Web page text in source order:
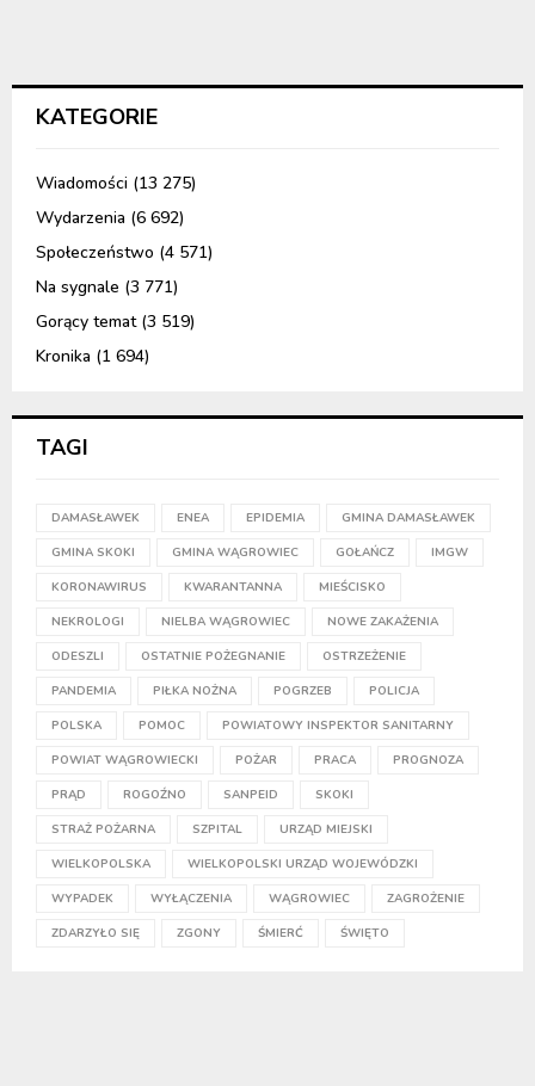
KATEGORIE
Wiadomości (13 275)
Wydarzenia (6 692)
Społeczeństwo (4 571)
Na sygnale (3 771)
Gorący temat(3 519)
Kronika (1 694)
TAGI
DAMASŁAWEK ENEA EPIDEMIA GMINA DAMASŁAWEK
GMINA SKOKI GMINA WĄGROWIEC GOŁAŃCZ IMGW
KORONAWIRUS KWARANTANNA MIEŚCISKO
NEKROLOGI NIELBA WĄGROWIEC NOWE ZAKAŻENIA
ODESZLI OSTATNIE POŻEGNANIE OSTRZEŻENIE
PANDEMIA PIŁKA NOŻNA POGRZEB POLICJA
POLSKA POMOC POWIATOWY INSPEKTOR SANITARNY
POWIAT WĄGROWIECKI POŻAR PRACA PROGNOZA
PRĄD ROGOŹNO SANPEID SKOKI
STRAŻ POŻARNA SZPITAL URZĄD MIEJSKI
WIELKOPOLSKA WIELKOPOLSKI URZĄD WOJEWÓDZKI
WYPADEK WYŁĄCZENIA WĄGROWIEC ZAGROŻENIE
ZDARZYŁO SIĘ ZGONY ŚMIERĆ ŚWIĘTO